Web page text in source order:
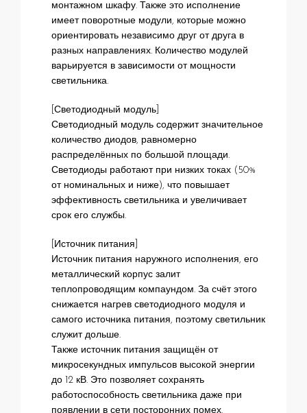
монтажном шкафу. Также это исполнение
имеет поворотные модули, которые можно
ориентировать независимо друг от друга в
разных направлениях. Количество модулей
варьируется в зависимости от мощности
светильника.
[Светодиодный модуль]
Светодиодный модуль содержит значительное
количество диодов, равномерно
распределённых по большой площади.
Светодиоды работают при низких токах (50%
от номинальных и ниже), что повышает
эффективность светильника и увеличивает
срок его службы.
[Источник питания]
Источник питания наружного исполнения, его
металлический корпус залит
теплопроводящим компаундом. За счёт этого
снижается нагрев светодиодного модуля и
самого источника питания, поэтому светильник
служит дольше.
Также источник питания защищён от
микросекундных импульсов высокой энергии
до 12 кВ. Это позволяет сохранять
работоспособность светильника даже при
появлении в сети посторонних помех.